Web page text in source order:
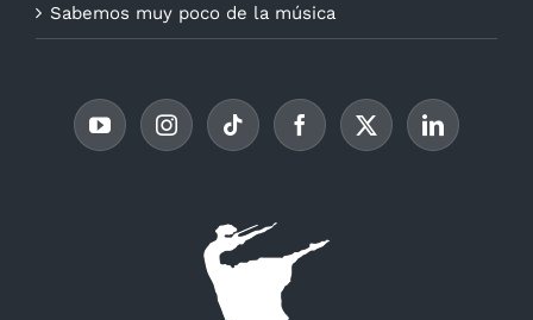
Sabemos muy poco de la música